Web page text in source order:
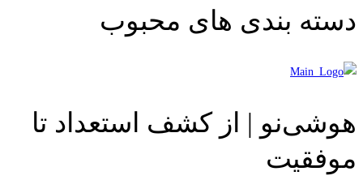
دسته بندی های محبوب
هوشی‌نو | از کشف استعداد تا
موفقیت